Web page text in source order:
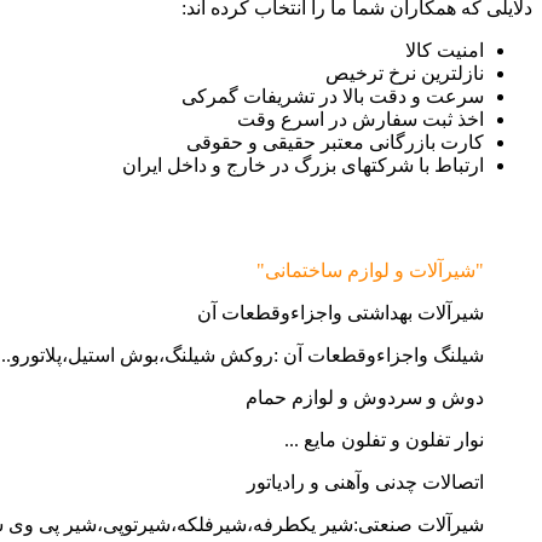
دلایلی که همکاران شما ما را انتخاب کرده اند:
امنیت کالا
نازلترین نرخ ترخیص
سرعت و دقت بالا در تشریفات گمرکی
اخذ ثبت سفارش در اسرع وقت
کارت بازرگانی معتبر حقیقی و حقوقی
ارتباط با شرکتهای بزرگ در خارج و داخل ایران
"شیرآلات و لوازم ساختمانی"
شیرآلات بهداشتی واجزاءوقطعات آن
شیلنگ واجزاءوقطعات آن :روکش شیلنگ،بوش
دوش و سردوش و لوازم حمام
نوار تفلون و تفلون مایع ...
اتصالات چدنی وآهنی و رادیاتور
شیرآلات صنعتی:شیر یکطرفه،شیرفلکه،شیرتوپی،شیر پی